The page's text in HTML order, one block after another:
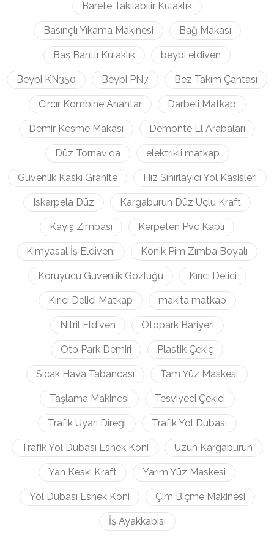
Barete Takılabilir Kulaklık
Basınçlı Yıkama Makinesi Bağ Makası
Baş Bantlı Kulaklık beybi eldiven
Beybi KN350 Beybi PN7 Bez Takım Çantası
Cırcır Kombine Anahtar Darbeli Matkap
Demir Kesme Makası Demonte El Arabaları
Düz Tornavida elektrikli matkap
Güvenlik Kaskı Granite Hız Sınırlayıcı Yol Kasisleri
Iskarpela Düz Kargaburun Düz Uçlu Kraft
Kayış Zımbası Kerpeten Pvc Kaplı
Kimyasal İş Eldiveni Konik Pim Zımba Boyalı
Koruyucu Güvenlik Gözlüğü Kırıcı Delici
Kırıcı Delici Matkap makita matkap
Nitril Eldiven Otopark Bariyeri
Oto Park Demiri Plastik Çekiç
Sıcak Hava Tabancası Tam Yüz Maskesi
Taşlama Makinesi Tesviyeci Çekici
Trafik Uyarı Direği Trafik Yol Dubası
Trafik Yol Dubası Esnek Koni Uzun Kargaburun
Yan Keskı Kraft Yarım Yüz Maskesi
Yol Dubası Esnek Koni Çim Biçme Makinesi
İş Ayakkabısı